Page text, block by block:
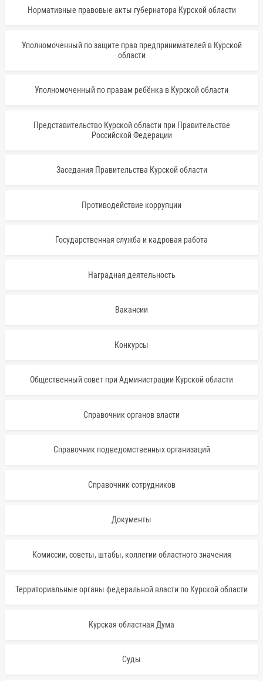
Нормативные правовые акты губернатора Курской области
Уполномоченный по защите прав предпринимателей в Курской
области
Уполномоченный по правам ребёнка в Курской области
Представительство Курской области при Правительстве
Российской Федерации
Заседания Правительства Курской области
Противодействие коррупции
Государственная служба и кадровая работа
Наградная деятельность
Вакансии
Конкурсы
Общественный совет при Администрации Курской области
Справочник органов власти
Справочник подведомственных организаций
Справочник сотрудников
Документы
Комиссии, советы, штабы, коллегии областного значения
Территориальные органы федеральной власти по Курской области
Курская областная Дума
Суды